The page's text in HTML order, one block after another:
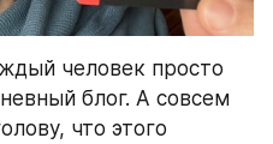
человек просто
блог. А совсем
что этого